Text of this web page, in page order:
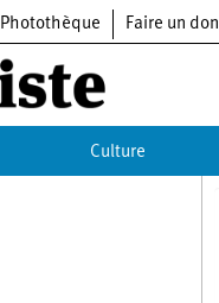
Photothèque Faire un don
Culture